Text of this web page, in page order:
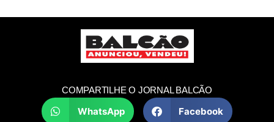
COMPARTILHE O JORNAL BALCÃO
WhatsApp Facebook